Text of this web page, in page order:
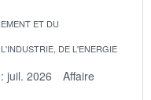
ET DU
DE L'ENERGIE
juil. 2026
Affaire